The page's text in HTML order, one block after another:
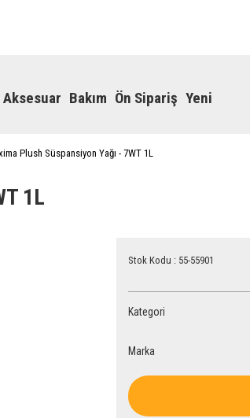
Aksesuar Bakım Ön Sipariş Yeni
Plush Süspansiyon Yağı - 7WT 1L
1L
Stok Kodu : 55-55901
Kategori
Marka